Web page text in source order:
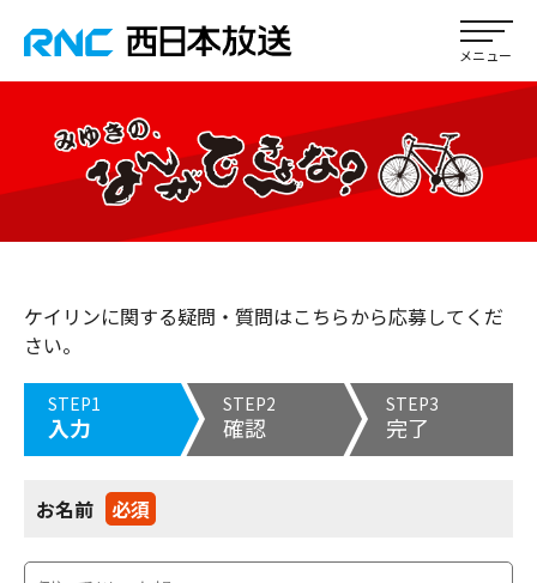
ケイリンに関する疑問・質問はこちらから応募してくだ
さい。
STEP1
入力
STEP2
確認
STEP3
完了
お名前 必須